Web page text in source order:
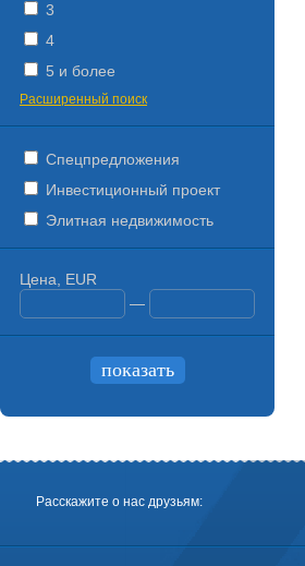
3
4
5 и более
Расширенный поиск
Спецпредложения
Инвестиционный проект
Элитная недвижимость
Цена, EUR
—
Расскажите о нас друзьям: